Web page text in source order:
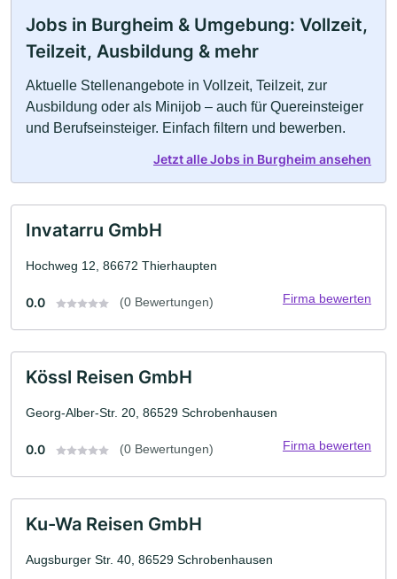
Jobs in Burgheim & Umgebung: Vollzeit,
Teilzeit, Ausbildung & mehr
Aktuelle Stellenangebote in Vollzeit, Teilzeit, zur
Ausbildung oder als Minijob – auch für Quereinsteiger
und Berufseinsteiger. Einfach filtern und bewerben.
Jetzt alle Jobs in Burgheim ansehen
Invatarru GmbH
Hochweg 12, 86672 Thierhaupten
0.0 (0 Bewertungen) Firma bewerten
Kössl Reisen GmbH
Georg-Alber-Str. 20, 86529 Schrobenhausen
0.0 (0 Bewertungen) Firma bewerten
Ku-Wa Reisen GmbH
Augsburger Str. 40, 86529 Schrobenhausen